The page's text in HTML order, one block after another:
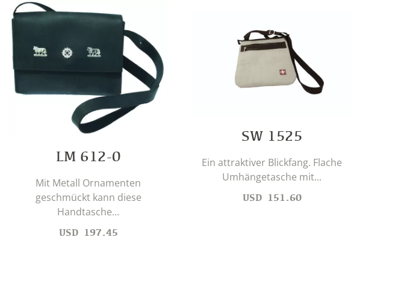
LM 612-0
Mit Metall Ornamenten
geschmückt kann diese
Handtasche...
USD 197.45
SW 1525
Ein attraktiver Blickfang. Flache
Umhängetasche mit...
USD 151.60